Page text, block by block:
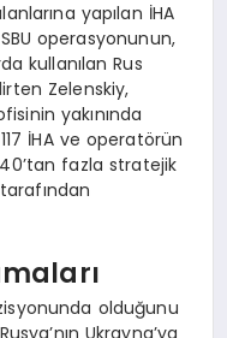
yapılan İHA
operasyonunun,
kullanılan Rus
Zelenskiy,
yakınında
İHA ve operatörün
fazla stratejik
olduğunu
Ukrayna’ya